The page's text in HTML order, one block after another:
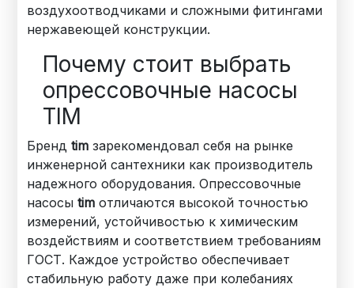
воздухоотводчиками и сложными фитингами
нержавеющей конструкции.
Почему стоит выбрать
опрессовочные насосы
TIM
Брендtim зарекомендовал себя на рынке
инженерной сантехники как производитель
надежного оборудования. Опрессовочные
насосыtim отличаются высокой точностью
измерений, устойчивостью к химическим
воздействиям и соответствием требованиям
ГОСТ. Каждое устройство обеспечивает
стабильную работу даже при колебаниях